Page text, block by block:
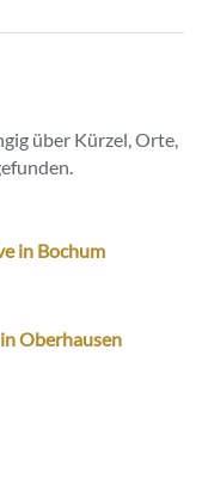
über Kürzel, Orte,
in Bochum
Oberhausen